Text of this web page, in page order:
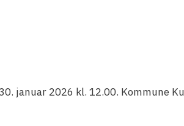
januar 2026 kl. 12.00. Kommune